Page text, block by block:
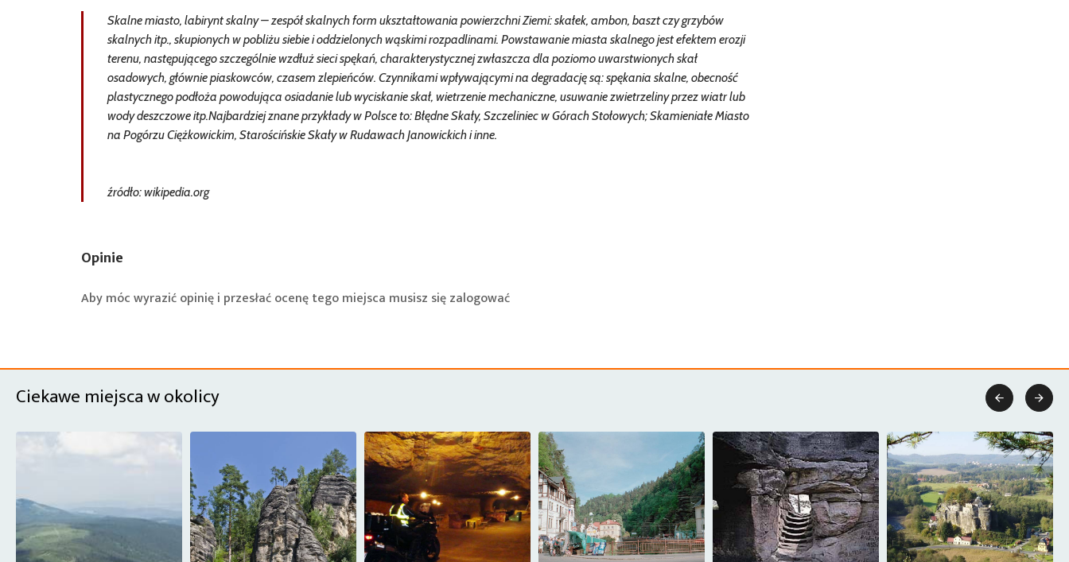
Skalne miasto, labirynt skalny – zespół skalnych form ukształtowania powierzchni Ziemi: skałek, ambon, baszt czy grzybów
skalnych itp., skupionych w pobliżu siebie i oddzielonych wąskimi rozpadlinami. Powstawanie miasta skalnego jest efektem erozji
terenu, następującego szczególnie wzdłuż sieci spękań, charakterystycznej zwłaszcza dla poziomo uwarstwionych skał
osadowych, głównie piaskowców, czasem zlepieńców. Czynnikami wpływającymi na degradację są: spękania skalne, obecność
plastycznego podłoża powodująca osiadanie lub wyciskanie skał, wietrzenie mechaniczne, usuwanie zwietrzeliny przez wiatr lub
wody deszczowe itp.Najbardziej znane przykłady w Polsce to: Błędne Skały, Szczeliniec w Górach Stołowych; Skamieniałe Miasto
na Pogórzu Ciężkowickim, Starościńskie Skały w Rudawach Janowickich i inne.
źródło: wikipedia.org
Opinie
Aby móc wyrazić opinię i przesłać ocenę tego miejsca musisz sięzalogować
Ciekawe miejsca w okolicy  